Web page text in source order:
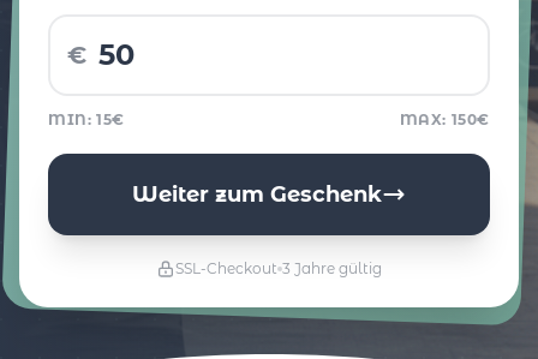
€
MIN: 15€ MAX: 150€
Weiter zum Geschenk
SSL-Checkout 3 Jahre gültig